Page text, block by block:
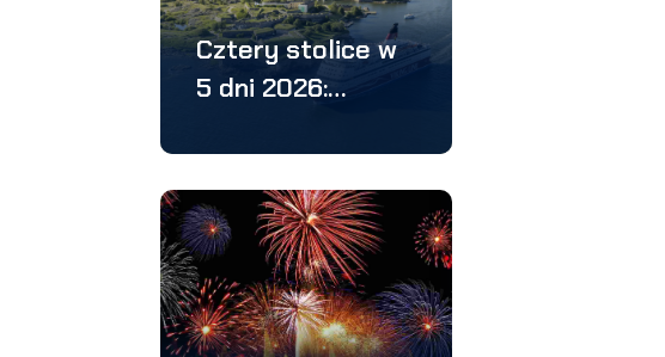
Cztery stolice w
5 dni 2026:
Helsinki – Tallin –
Ryga